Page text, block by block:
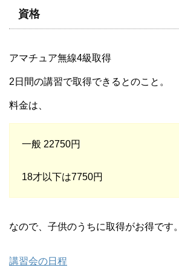
資格
アマチュア無線4級取得
2日間の講習で取得できるとのこと。
料金は、
一般 22750円
18才以下は7750円
なので、子供のうちに取得がお得です。
講習会の日程